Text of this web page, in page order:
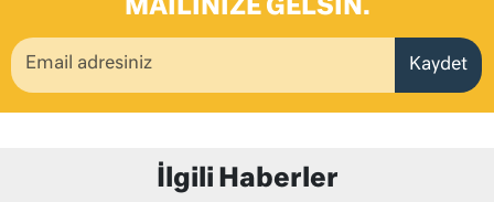
MAILINIZE GELSIN.
Kaydet
İlgili Haberler